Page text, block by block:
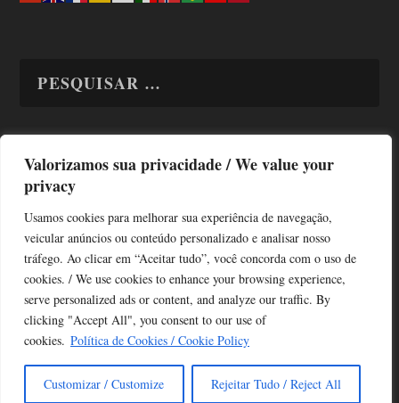
Valorizamos sua privacidade / We value your
privacy
Usamos cookies para melhorar sua experiência de navegação,
veicular anúncios ou conteúdo personalizado e analisar nosso
tráfego. Ao clicar em “Aceitar tudo”, você concorda com o uso de
cookies. / We use cookies to enhance your browsing experience,
serve personalized ads or content, and analyze our traffic. By
clicking "Accept All", you consent to our use of
cookies. Política de Cookies / Cookie Policy
Customizar / Customize Rejeitar Tudo / Reject All
TODAS OS ASSUNTOS
Copyright © Alô Tatuapé 2013 / 2026
Desenvolvido por ALOSP MKT DIGITAL